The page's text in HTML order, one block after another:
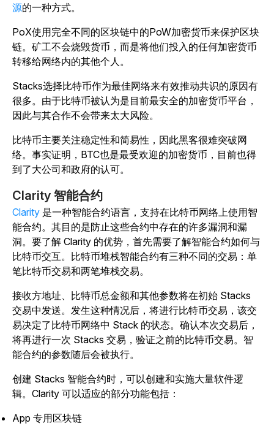
源的一种方式。
PoX使用完全不同的区块链中的PoW加密货币来保护区块
链。矿工不会烧毁货币，而是将他们投入的任何加密货币
转移给网络内的其他个人。
Stacks选择比特币作为最佳网络来有效推动共识的原因有
很多。由于比特币被认为是目前最安全的加密货币平台，
因此与其合作不会带来太大风险。
比特币主要关注稳定性和简易性，因此黑客很难突破网
络。事实证明，BTC也是最受欢迎的加密货币，目前也得
到了大公司和政府的认可。
Clarity 智能合约
Clarity 是一种智能合约语言，支持在比特币网络上使用智
能合约。其目的是防止这些合约中存在的许多漏洞和漏
洞。要了解 Clarity 的优势，首先需要了解智能合约如何与
比特币交互。比特币堆栈智能合约有三种不同的交易：单
笔比特币交易和两笔堆栈交易。
接收方地址、比特币总金额和其他参数将在初始 Stacks
交易中发送。发生这种情况后，将进行比特币交易，该交
易决定了比特币网络中 Stack 的状态。确认本次交易后，
将再进行一次 Stacks 交易，验证之前的比特币交易。智
能合约的参数随后会被执行。
创建 Stacks 智能合约时，可以创建和实施大量软件逻
辑。Clarity 可以适应的部分功能包括：
App 专用区块链